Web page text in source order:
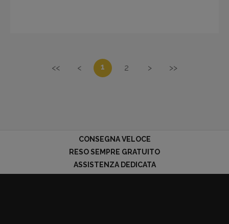
<< < 1 2 > >>
CONSEGNA VELOCE
RESO SEMPRE GRATUITO
ASSISTENZA DEDICATA